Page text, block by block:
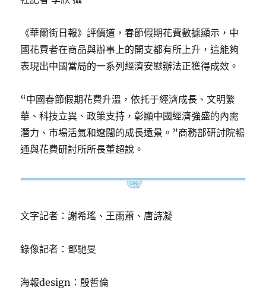
《華爾街日報》評價道，春節假期花費數據顯示，中
國花費者在商品與辦事上的開支都有所上升，這能夠
表現出中國當局的一系列經濟安慰辦法正獲得成效。
“中國春節假期花費升溫，依托于經濟成長、文明繁
華、科技立異、政策支持，彰顯中國經濟強盛的內需
潛力、市場活氣和遼闊的成長遠景。”商務部研討院暢
通與花費研討所所長董超說。
文字記者：謝希瑤、王雨蕭、唐詩凝
錄像記者：鄧馳旻
海報design：殷哲倫